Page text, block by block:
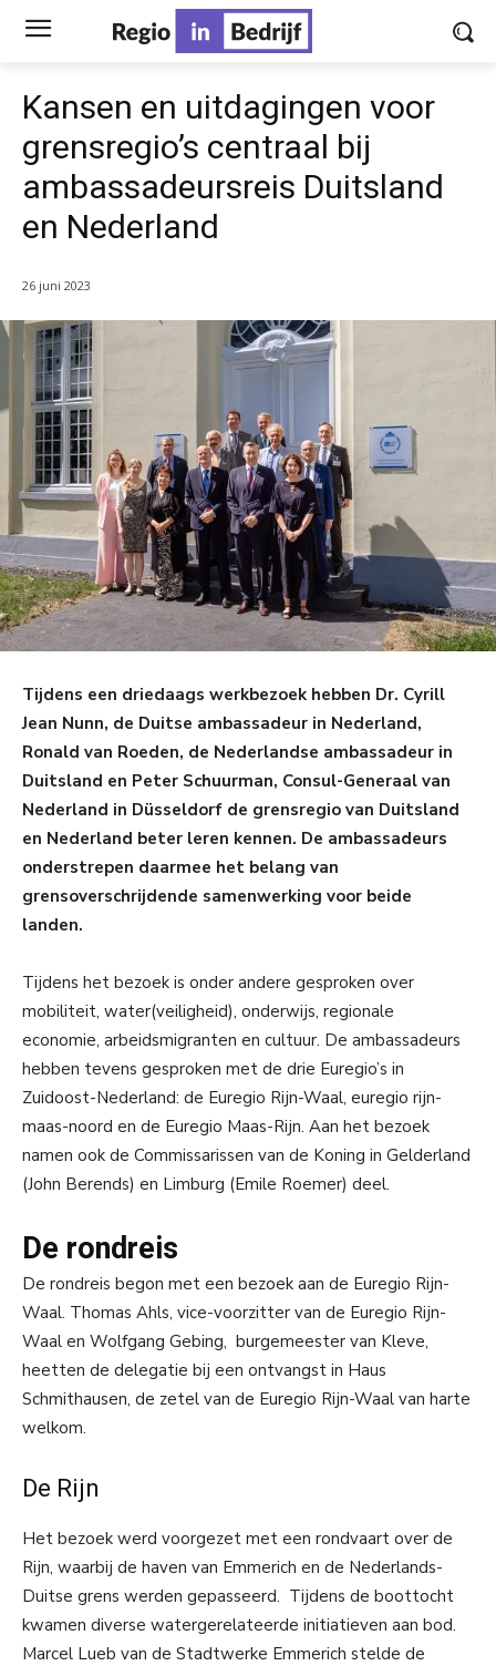
Kansen en uitdagingen voor
grensregio’s centraal bij
ambassadeursreis Duitsland
en Nederland
26 juni 2023
Tijdens een driedaags werkbezoek hebben Dr. Cyrill
Jean Nunn, de Duitse ambassadeur in Nederland,
Ronald van Roeden, de Nederlandse ambassadeur in
Duitsland en Peter Schuurman, Consul-Generaal van
Nederland in Düsseldorf de grensregio van Duitsland
en Nederland beter leren kennen. De ambassadeurs
onderstrepen daarmee het belang van
grensoverschrijdende samenwerking voor beide
landen.
Tijdens het bezoek is onder andere gesproken over
mobiliteit, water(veiligheid), onderwijs, regionale
economie, arbeidsmigranten en cultuur. De ambassadeurs
hebben tevens gesproken met de drie Euregio’s in
Zuidoost-Nederland: de Euregio Rijn-Waal, euregio rijn-
maas-noord en de Euregio Maas-Rijn. Aan het bezoek
namen ook de Commissarissen van de Koning in Gelderland
(John Berends) en Limburg (Emile Roemer) deel.
De rondreis
De rondreis begon met een bezoek aan de Euregio Rijn-
Waal. Thomas Ahls, vice-voorzitter van de Euregio Rijn-
Waal en Wolfgang Gebing, burgemeester van Kleve,
heetten de delegatie bij een ontvangst in Haus
Schmithausen, de zetel van de Euregio Rijn-Waal van harte
welkom.
De Rijn
Het bezoek werd voorgezet met een rondvaart over de
Rijn, waarbij de haven van Emmerich en de Nederlands-
Duitse grens werden gepasseerd. Tijdens de boottocht
kwamen diverse watergerelateerde initiatieven aan bod.
Marcel Lueb van de Stadtwerke Emmerich stelde de